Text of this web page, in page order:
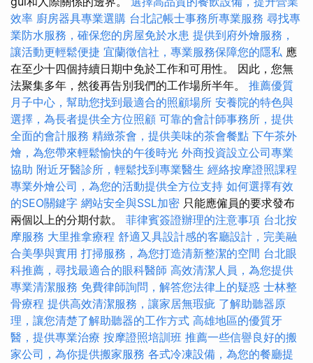
效率 廚房器具專業選購 台北記帳士事務所專業服務 尋找專
業防水服務，確保您的房屋免於水患 提供到府外燴服務，
讓活動更輕鬆便捷 宜蘭徵信社，專業服務保障您的隱私 應
在至少十四個持續日期中免於工作和可用性。 因此，您無
法聚集多年，然後再告別我們的工作場所半年。 推薦優質
月子中心，幫助您找到最適合的照顧場所 安養院的特色與
選擇，為長者提供全方位照顧 可靠的會計師事務所，提供
全面的會計服務 精緻茶會，提供美味的茶會餐點 下午茶外
燴，為您帶來輕鬆愉快的午後時光 外商投資設立公司專業
協助 附近牙醫診所，輕鬆找到專業醫生 經絡按摩證照課程
專業外燴公司，為您的活動提供全方位支持 如何選擇有效
的SEO關鍵字 網站安全與SSL加密 只能應僱員的要求發布
兩個以上的分期付款。 菲律賓簽證辦理的注意事項 台北按
摩服務 大里推拿療程 舒適又具設計感的客廳設計，完美融
合美學與實用 打掃服務，為您打造清新整潔的空間 台北眼
科推薦，尋找最適合的眼科醫師 高效清潔人員，為您提供
專業清潔服務 免費律師詢問，解答您法律上的疑惑 士林整
骨療程 提供高效清潔服務，讓家居無瑕疵 了解助聽器原
理，讓您清楚了解助聽器的工作方式 高雄地區的優質牙
醫，提供專業治療 按摩證照培訓班 推薦一些信譽良好的搬
家公司，為你提供搬家服務 各式冷凍設備，為您的餐廳提